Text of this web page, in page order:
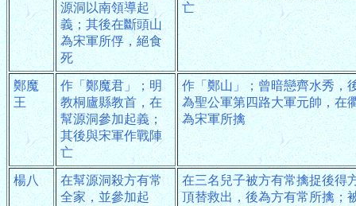
源洞以南領導起
義；其後在斷頭山
為宋軍所俘，絕食
死
亡
鄭魔
王
作「鄭魔君」；明
教桐廬縣教首，在
幫源洞參加起義；
其後與宋軍作戰陣
亡
作「鄭山」；曾暗戀齊水秀，
為聖公軍第四路大軍元帥，在
為宋軍所擒
楊八
在幫源洞殺方有常
全家，並參加起
在三名兒子被方有常擒捉後得
頂替救出，後為方有常所擒；